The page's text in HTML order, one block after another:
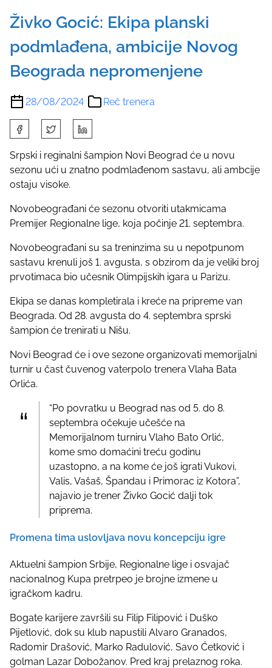
Živko Gocić: Ekipa planski
podmlađena, ambicije Novog
Beograda nepromenjene
28/08/2024 Reč trenera
h
a
r
e
h
i
s
s
t
o
n
Srpski i reginalni šampion Novi Beograd će u novu
sezonu ući u znatno podmlađenom sastavu, ali ambcije
ostaju visoke.
Novobeograđani će sezonu otvoriti utakmicama
Premijer Regionalne lige, koja počinje 21. septembra.
Novobeograđani su sa treninzima su u nepotpunom
sastavu krenuli još 1. avgusta, s obzirom da je veliki broj
prvotimaca bio učesnik Olimpijskih igara u Parizu.
Ekipa se danas kompletirala i kreće na pripreme van
Beograda. Od 28. avgusta do 4. septembra sprski
šampion će trenirati u Nišu.
Novi Beograd će i ove sezone organizovati memorijalni
turnir u čast čuvenog vaterpolo trenera Vlaha Bata
Orlića.
“Po povratku u Beograd nas od 5. do 8.
septembra očekuje učešće na
Memorijalnom turniru Vlaho Bato Orlić,
kome smo domaćini treću godinu
uzastopno, a na kome će još igrati Vukovi,
Valis, Vašaš, Špandau i Primorac iz Kotora”,
najavio je trener Živko Gocić dalji tok
priprema.
Promena tima uslovljava novu koncepciju igre
Aktuelni šampion Srbije, Regionalne lige i osvajač
nacionalnog Kupa pretrpeo je brojne izmene u
igračkom kadru.
Bogate karijere završili su Filip Filipović i Duško
Pijetlović, dok su klub napustili Alvaro Granados,
Radomir Drašović, Marko Radulović, Savo Ćetković i
golman Lazar Dobožanov. Pred kraj prelaznog roka.